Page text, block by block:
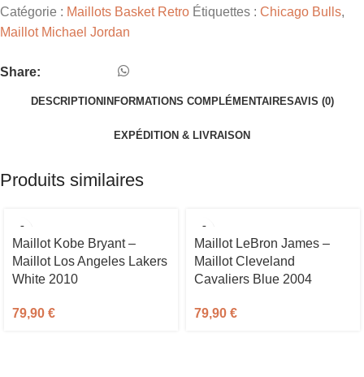
Catégorie : Maillots Basket Retro Étiquettes : Chicago Bulls,
Maillot Michael Jordan
Share:
DESCRIPTION INFORMATIONS COMPLÉMENTAIRESAVIS (0)
EXPÉDITION & LIVRAISON
Produits similaires
Maillot Kobe Bryant –
Maillot Los Angeles Lakers
White 2010
79,90 €
Maillot LeBron James –
Maillot Cleveland
Cavaliers Blue 2004
79,90 €